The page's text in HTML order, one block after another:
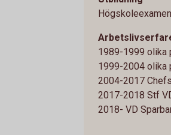
1989-1999 olika
1999-2004 olika
2004-2017
2017-2018 Stf
2018- VD